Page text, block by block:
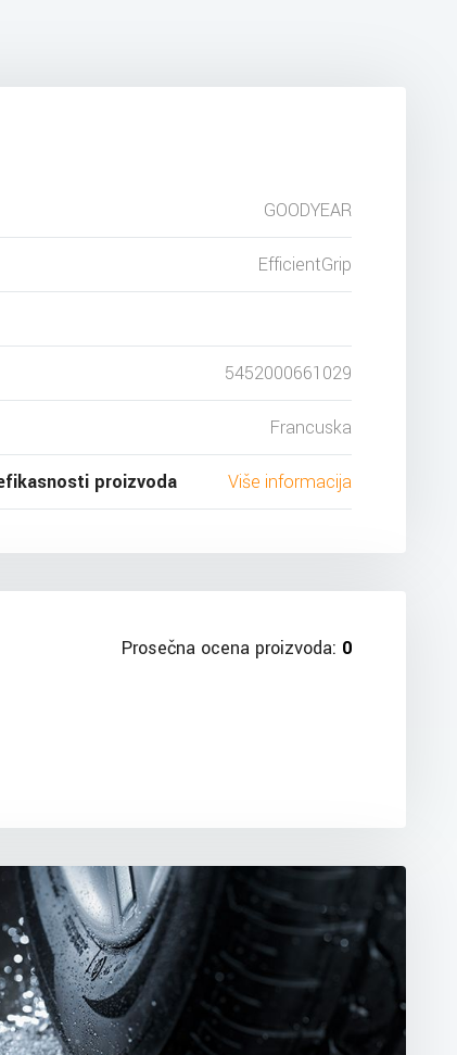
GOODYEAR
EfficientGrip
5452000661029
Francuska
proizvoda Više informacija
Prosečna ocena proizvoda: 0